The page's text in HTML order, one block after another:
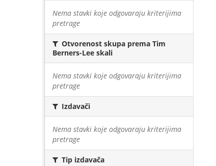
Nema stavki koje odgovaraju kriterijima
pretrage
Otvorenost skupa prema Tim
Berners-Lee skali
Nema stavki koje odgovaraju kriterijima
pretrage
Izdavači
Nema stavki koje odgovaraju kriterijima
pretrage
Tip izdavača